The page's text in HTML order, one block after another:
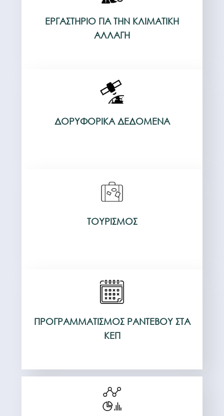
ΕΡΓΑΣΤΉΡΙΟ ΓΙΑ ΤΗΝ ΚΛΙΜΑΤΙΚΉ
ΑΛΛΑΓΉ
ΔΟΡΥΦΟΡΙΚΆ ΔΕΔΟΜΈΝΑ
ΤΟΥΡΙΣΜΌΣ
ΠΡΟΓΡΑΜΜΑΤΙΣΜΌΣ ΡΑΝΤΕΒΟΎ ΣΤΑ
ΚΕΠ